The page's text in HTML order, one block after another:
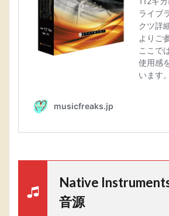
Native
音源